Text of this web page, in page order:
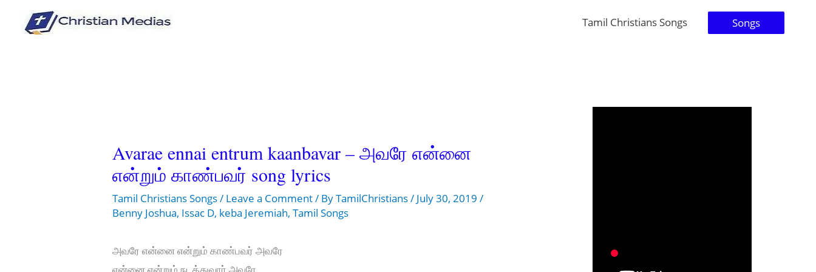
Tamil Christians Songs Songs
Avarae ennai entrum kaanbavar – அவரே என்னை
என்றும் காண்பவர் song lyrics
Tamil Christians Songs/ Leave a Comment/ ByTamilChristians/ July 30, 2019/
Benny Joshua, Issac D, keba Jeremiah,Tamil Songs
அவரே என்னை என்றும் காண்பவர் அவரே
என்னை என்றும் நடத்துவார் அவரே